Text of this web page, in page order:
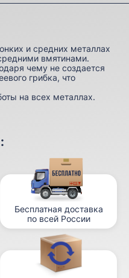
и средних металлах
вмятинами.
чему не создается
грибка, что
на всех металлах.
Бесплатная доставка
по всей России